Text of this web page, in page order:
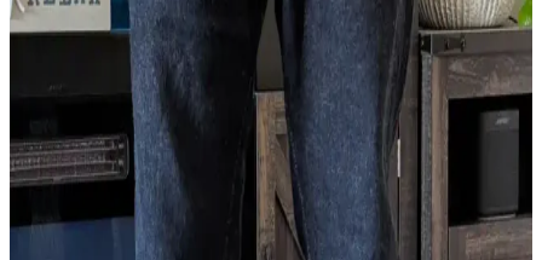
Iron Heart 888S-21 modelinde beden seçimi üst blok ve bacak
oranlarına bağlıdır. Bir beden küçültme genellikle yeterlidir, iki
beden küçültme bacaklarda orantısızlık yaratabilir. Denim çekmesi
ise dikkatle uygulanmalıdır.
Raw Denim Seçimi: Levi's STF, ONI Secret Denim
ve Jean Kesimleri Üzerine Detaylı Rehber
Raw denim seçiminde doğru beden, kumaş özellikleri ve jean
kesimleri kritik rol oynar. Levi's STF ve ONI Secret Denim
modelleriyle ilgili ölçüm farklılıkları ve kesim türleri detaylı şekilde